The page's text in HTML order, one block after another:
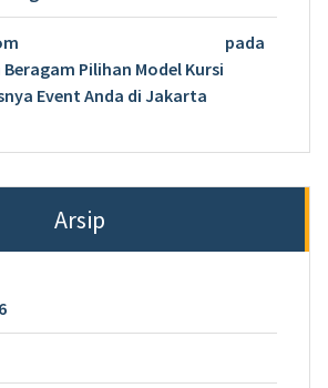
pada
Pilihan Model Kursi
Event Anda di Jakarta
Arsip